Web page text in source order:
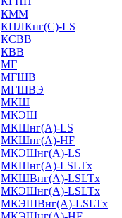
КММ
КПЛКнг(C)-LS
КСВВ
КВВ
МГ
МГШВ
МГШВЭ
МКШ
МКЭШ
МКШнг(А)-LS
МКШнг(А)-HF
МКЭШнг(А)-LS
МКШнг(А)-LSLTx
МКШВнг(A)-LSLTx
МКЭШнг(А)-LSLTx
МКЭШВнг(A)-LSLTx